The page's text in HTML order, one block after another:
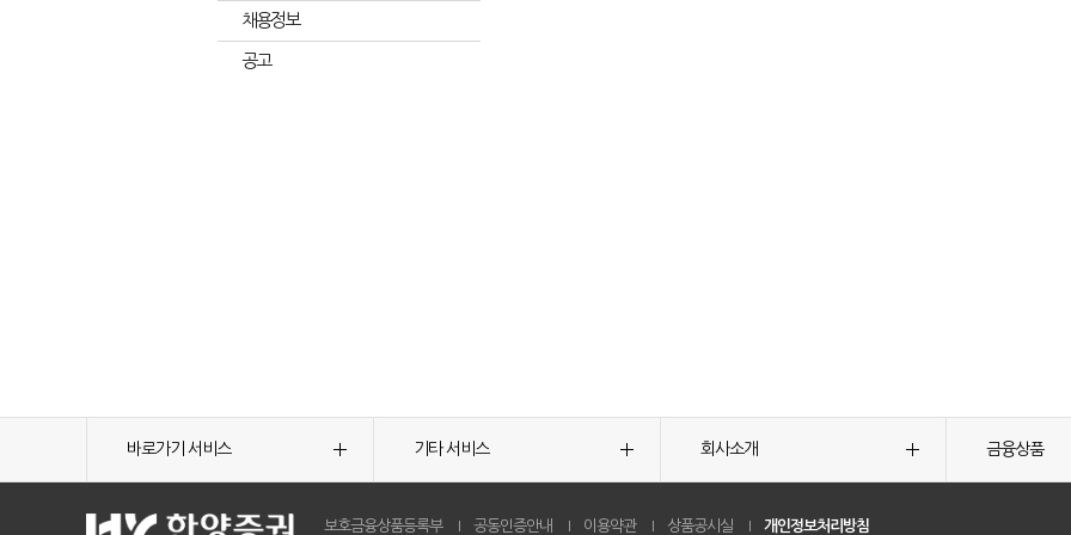
채용정보
공고
바로가기 서비스 기타 서비스 회사소개 금융상품
보호금융상품등록부 공동인증안내 이용약관 상품공시실 개인정보처리방침